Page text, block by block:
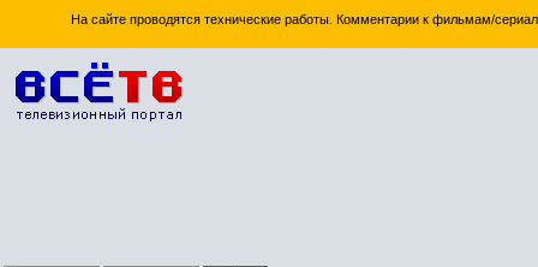
На сайте проводятся технические работы. Комментарии к фильмам/